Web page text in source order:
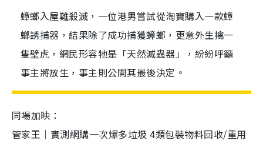
蟑螂入屋難殺滅，一位港男嘗試從淘寶購入一款蟑
螂誘捕器，結果除了成功捕獲蟑螂，更意外生擒一
隻壁虎，網民形容牠是「天然滅蟲器」，紛紛呼籲
事主將放生，事主則公開其最後決定。
同場加映：
管家王｜實測網購一次爆多垃圾 4類包裝物料回收/重用